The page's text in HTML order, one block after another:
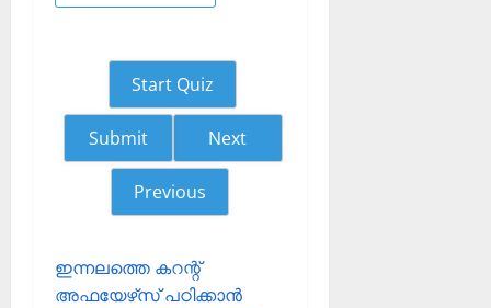
Previous
Start Quiz
Next
ഇന്നലത്തെ കറന്റ്
അഫയേഴ്‌സ് പഠിക്കാന്‍